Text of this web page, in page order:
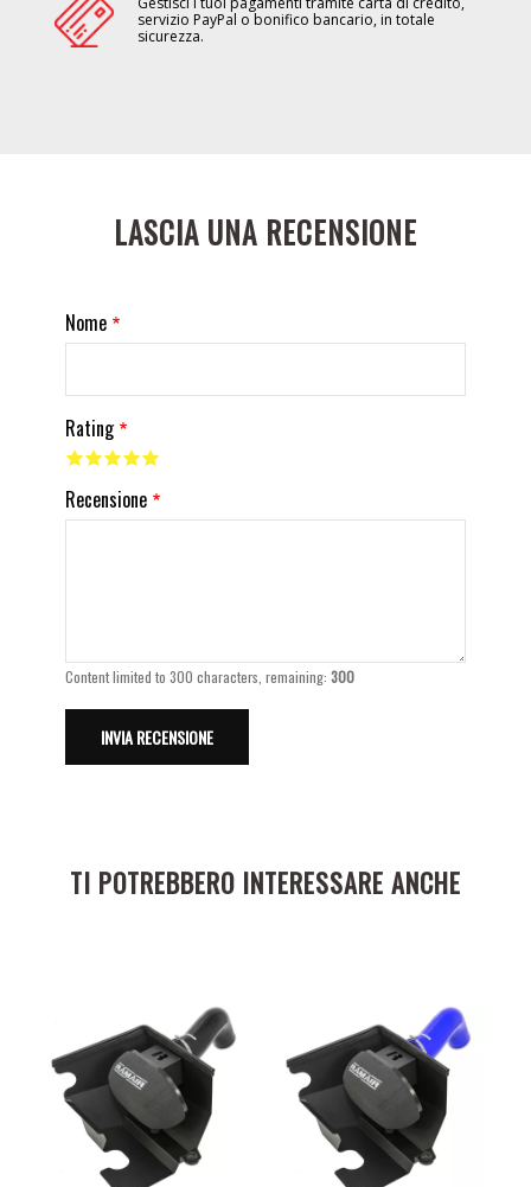
servizio PayPal o bonifico bancario, in totale
sicurezza.
LASCIA UNA RECENSIONE
Nome
Rating
Recensione
Content limited to 300 characters, remaining:300
TI POTREBBERO INTERESSARE ANCHE